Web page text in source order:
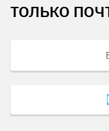
ТОЛЬКО